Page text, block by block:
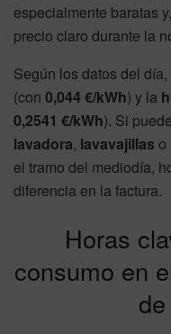
especialmente baratas
precio claro durante la
Según los datos del
(con 0,044 €/kWh) y la
0,2541 €/kWh). Si
lavadora, lavavajillas o
el tramo del mediodía,
diferencia en la factura.
Horas
consumo en